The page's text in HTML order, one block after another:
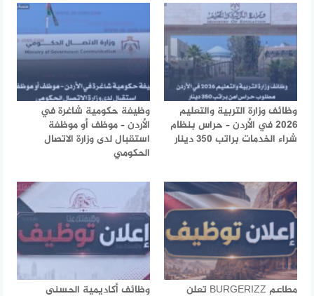
وظائف وزارة التربية والتعليم
2026 في الأردن – حراس بنظام
شراء الخدمات براتب 350 دينار
وظيفة حكومية شاغرة في
الأردن – موظف أو موظفة
استقبال لدى وزارة الاتصال
الحكومي
مطاعم BURGERIZZ تعلن وظائف أكاديمية الحسنى